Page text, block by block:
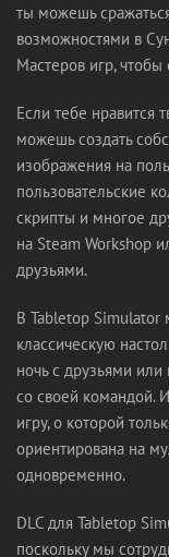
ты можешь
возможностями в
Мастеров игр, чтобы
Если тебе нравится
можешь создать
изображения на
пользовательские
скрипты и многое
на Steam Workshop
друзьями.
В Tabletop Simulator
классическую
ночь с друзьями
со своей командой.
игру, о которой
ориентирована на
одновременно.
DLC для Tabletop
поскольку мы